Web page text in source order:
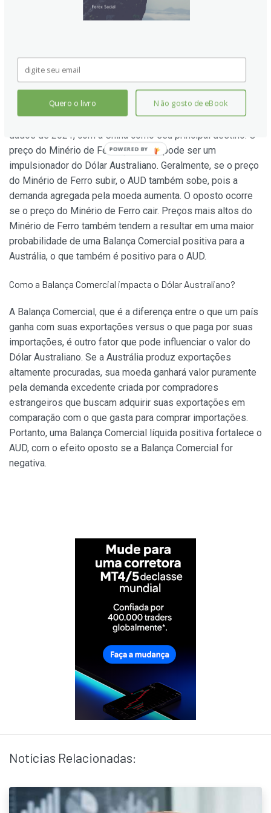
esperado. Surpresas positivas ou negativas nos dados de
crescimento chineses, portanto, frequentemente têm um
Como o preço do Minério de Ferro impacta o Dólar
Australiano?
O Minério de Ferro é a maior exportação da Austrália,
respondendo por US$ 118 bilhões por ano, de acordo com
dados de 2021, com a China como seu principal destino. O
preço do Minério de Ferro, portanto, pode ser um
impulsionador do Dólar Australiano. Geralmente, se o preço
do Minério de Ferro subir, o AUD também sobe, pois a
demanda agregada pela moeda aumenta. O oposto ocorre
se o preço do Minério de Ferro cair. Preços mais altos do
Minério de Ferro também tendem a resultar em uma maior
probabilidade de uma Balança Comercial positiva para a
Austrália, o que também é positivo para o AUD.
Como a Balança Comercial impacta o Dólar Australiano?
A Balança Comercial, que é a diferença entre o que um país
ganha com suas exportações versus o que paga por suas
importações, é outro fator que pode influenciar o valor do
Dólar Australiano. Se a Austrália produz exportações
altamente procuradas, sua moeda ganhará valor puramente
pela demanda excedente criada por compradores
estrangeiros que buscam adquirir suas exportações em
comparação com o que gasta para comprar importações.
Portanto, uma Balança Comercial líquida positiva fortalece o
AUD, com o efeito oposto se a Balança Comercial for
negativa.
Notícias Relacionadas:
Quero o livro Não gosto de eBook